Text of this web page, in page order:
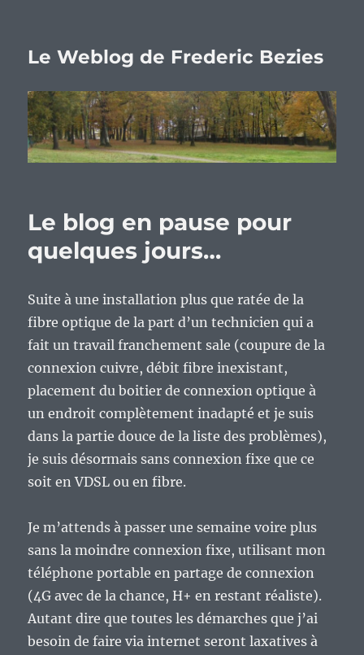
Le Weblog de Frederic Bezies
Le blog en pause pour
quelques jours…
Suite à une installation plus que ratée de la
fibre optique de la part d’un technicien qui a
fait un travail franchement sale (coupure de la
connexion cuivre, débit fibre inexistant,
placement du boitier de connexion optique à
un endroit complètement inadapté et je suis
dans la partie douce de la liste des problèmes),
je suis désormais sans connexion fixe que ce
soit en VDSL ou en fibre.
Je m’attends à passer une semaine voire plus
sans la moindre connexion fixe, utilisant mon
téléphone portable en partage de connexion
(4G avec de la chance, H+ en restant réaliste).
Autant dire que toutes les démarches que j’ai
besoin de faire via internet seront laxatives à